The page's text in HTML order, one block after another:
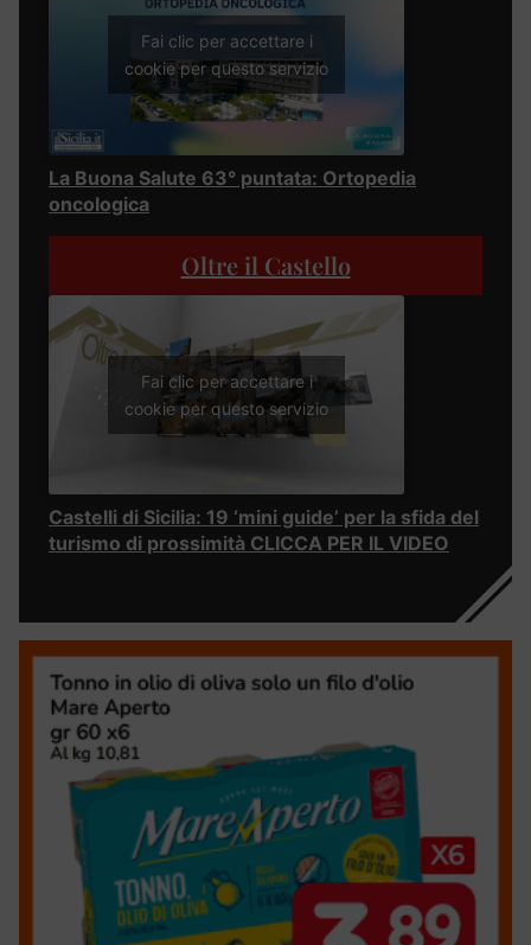
Fai clic per accettare i
cookie per questo servizio
La Buona Salute 63° puntata: Ortopedia
oncologica
Oltre il Castello
Fai clic per accettare i
cookie per questo servizio
Castelli di Sicilia: 19 ‘mini guide’ per la sfida del
turismo di prossimità CLICCA PER IL VIDEO